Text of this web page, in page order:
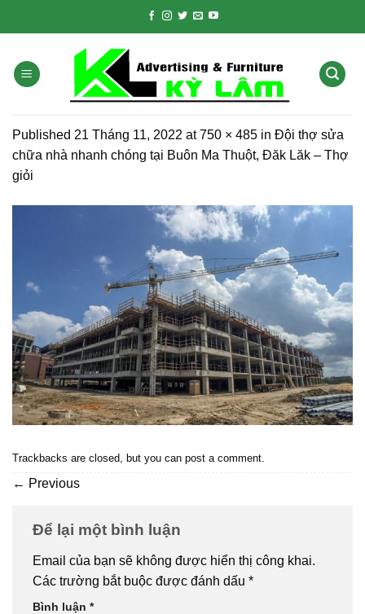
Published 21 Tháng 11, 2022 at750 × 485 in Đội thợ sửa
chữa nhà nhanh chóng tại Buôn Ma Thuột, Đăk Lăk – Thợ
giỏi
Trackbacks are closed, but you can post a comment
← Previous
Để lại một bình luận
Email của bạn sẽ không được hiển thị công khai.
Các trường bắt buộc được đánh dấu *
Bình luận *